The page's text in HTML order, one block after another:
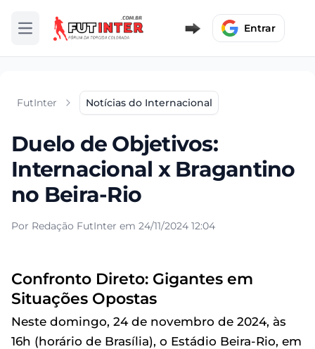
Abrir menu Entrar
FutInter Notícias do Internacional
Duelo de Objetivos:
Internacional x Bragantino
no Beira-Rio
Por Redação FutInter em 24/11/2024 12:04
Confronto Direto: Gigantes em
Situações Opostas
Neste domingo, 24 de novembro de 2024, às
16h (horário de Brasília), o Estádio Beira-Rio, em